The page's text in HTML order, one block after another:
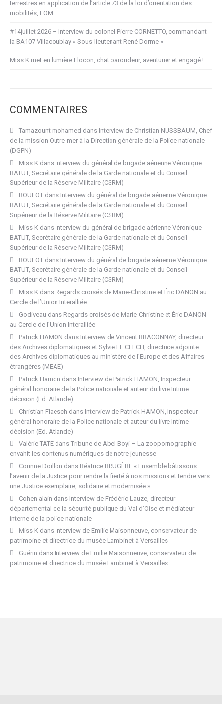
terrestres en application de l’article 73 de la loi d’orientation des
mobilités, LOM.
#14juillet 2026 – Interview du colonel Pierre CORNETTO, commandant
la BA107 Villacoublay « Sous-lieutenant René Dorme »
Miss K met en lumière Flocon, chat baroudeur, aventurier et engagé !
COMMENTAIRES
Tamazount mohamed dans Interview de Christian NUSSBAUM, Chef
de la mission Outre-mer à la Direction générale de la Police nationale
(DGPN)
Miss K dans Interview du général de brigade aérienne Véronique
BATUT, Secrétaire générale de la Garde nationale et du Conseil
Supérieur de la Réserve Militaire (CSRM)
ROULOT dans Interview du général de brigade aérienne Véronique
BATUT, Secrétaire générale de la Garde nationale et du Conseil
Supérieur de la Réserve Militaire (CSRM)
Miss K dans Interview du général de brigade aérienne Véronique
BATUT, Secrétaire générale de la Garde nationale et du Conseil
Supérieur de la Réserve Militaire (CSRM)
ROULOT dans Interview du général de brigade aérienne Véronique
BATUT, Secrétaire générale de la Garde nationale et du Conseil
Supérieur de la Réserve Militaire (CSRM)
Miss K dans Regards croisés de Marie-Christine et Éric DANON au
Cercle de l’Union Interalliée
Godiveau dans Regards croisés de Marie-Christine et Éric DANON
au Cercle de l’Union Interalliée
Patrick HAMON dans Interview de Vincent BRACONNAY, directeur
des Archives diplomatiques et Sylvie LE CLECH, directrice adjointe
des Archives diplomatiques au ministère de l’Europe et des Affaires
étrangères (MEAE)
Patrick Hamon dans Interview de Patrick HAMON, Inspecteur
général honoraire de la Police nationale et auteur du livre Intime
décision (Ed. Atlande)
Christian Flaesch dans Interview de Patrick HAMON, Inspecteur
général honoraire de la Police nationale et auteur du livre Intime
décision (Ed. Atlande)
Valérie TATE dans Tribune de Abel Boyi – La zoopornographie
envahit les contenus numériques de notre jeunesse
Corinne Doillon dans Béatrice BRUGÈRE « Ensemble bâtissons
l’avenir de la Justice pour rendre la fierté à nos missions et tendre vers
une Justice exemplaire, solidaire et modernisée »
Cohen alain dans Interview de Frédéric Lauze, directeur
départemental de la sécurité publique du Val d’Oise et médiateur
interne de la police nationale
Miss K dans Interview de Emilie Maisonneuve, conservateur de
patrimoine et directrice du musée Lambinet à Versailles
Guérin dans Interview de Emilie Maisonneuve, conservateur de
patrimoine et directrice du musée Lambinet à Versailles